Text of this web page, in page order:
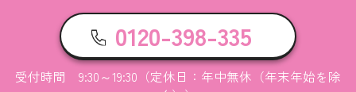
0120-398-335
受付時間 9:30～19:30（定休日：年中無休（年末年始を除